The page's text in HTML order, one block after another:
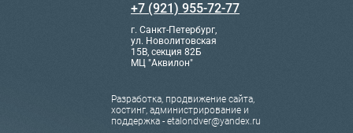
+7 (921) 955-72-77
г. Санкт-Петербург,
ул. Новолитовская
15В, секция 82Б
МЦ "Аквилон"
Разработка, продвижение сайта,
хостинг, администрирование и
поддержка - etalondver@yandex.ru